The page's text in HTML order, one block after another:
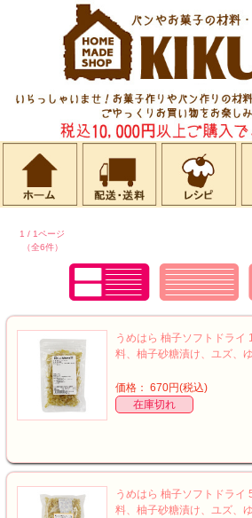
1 / 1ページ
（全6件）
うめはら 柚子ソフトドライ
料、柚子砂糖漬け、ユズ、
価格： 670円(税込)
在庫切れ
うめはら 柚子ソフトドライ
料、柚子砂糖漬け、ユズ、